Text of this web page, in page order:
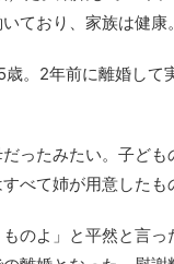
ており、家族は健康
。2年前に離婚し
だったみたい。子ど
べて姉が用意した
のよ」と平然と言